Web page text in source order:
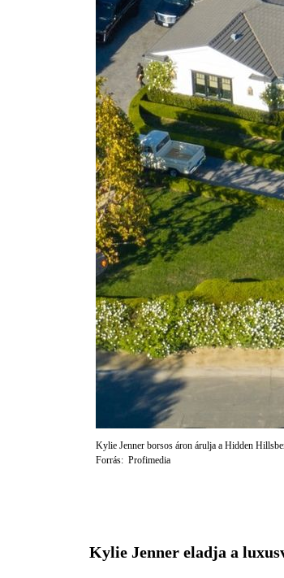
Kylie Jenner borsos áron árulja a Hidden
Forrás: Profimedia
Kylie Jenner eladja a